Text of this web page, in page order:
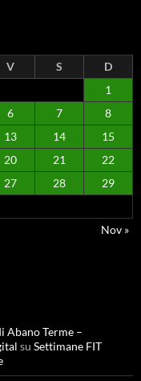
V S
D
1
6 7
8
13 14
15
20 21
22
27 28
29
Nov »
Abano Terme –
su Settimane FIT